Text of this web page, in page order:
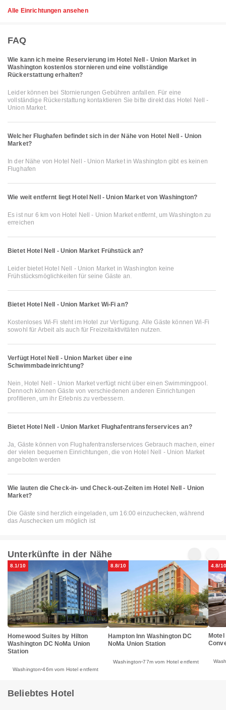
Alle Einrichtungen ansehen
FAQ
Wie kann ich meine Reservierung im Hotel Nell - Union Market in
Washington kostenlos stornieren und eine vollständige
Rückerstattung erhalten?
Leider können bei Stornierungen Gebühren anfallen. Für eine
vollständige Rückerstattung kontaktieren Sie bitte direkt das Hotel Nell -
Union Market.
Welcher Flughafen befindet sich in der Nähe von Hotel Nell - Union
Market?
In der Nähe von Hotel Nell - Union Market in Washington gibt es keinen
Flughafen
Wie weit entfernt liegt Hotel Nell - Union Market von Washington?
Es ist nur 6 km von Hotel Nell - Union Market entfernt, um Washington zu
erreichen
Bietet Hotel Nell - Union Market Frühstück an?
Leider bietet Hotel Nell - Union Market in Washington keine
Frühstücksmöglichkeiten für seine Gäste an.
Bietet Hotel Nell - Union Market Wi-Fi an?
Kostenloses Wi-Fi steht im Hotel zur Verfügung. Alle Gäste können Wi-Fi
sowohl für Arbeit als auch für Freizeitaktivitäten nutzen.
Verfügt Hotel Nell - Union Market über eine
Schwimmbadeinrichtung?
Nein, Hotel Nell - Union Market verfügt nicht über einen Swimmingpool.
Dennoch können Gäste von verschiedenen anderen Einrichtungen
profitieren, um ihr Erlebnis zu verbessern.
Bietet Hotel Nell - Union Market Flughafentransferservices an?
Ja, Gäste können von Flughafentransferservices Gebrauch machen, einer
der vielen bequemen Einrichtungen, die von Hotel Nell - Union Market
angeboten werden
Wie lauten die Check-in- und Check-out-Zeiten im Hotel Nell - Union
Market?
Die Gäste sind herzlich eingeladen, um 16:00 einzuchecken, während
das Auschecken um möglich ist
Unterkünfte in der Nähe
8.1/10
Homewood Suites by Hilton
Washington DC NoMa Union
Station
Washington 46m vom Hotel entfernt
8.8/10
Hampton Inn Washington DC
NoMa Union Station
Washington 77m vom Hotel entfernt
4.8/10
Beliebtes Hotel